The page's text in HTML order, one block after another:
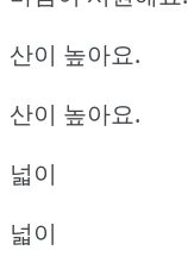
산이 높아요.
산이 높아요.
넓이
넓이